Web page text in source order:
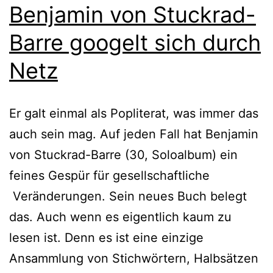
Benjamin von Stuckrad-
Barre googelt sich durch
Netz
Er galt einmal als Popliterat, was immer das
auch sein mag. Auf jeden Fall hat Benjamin
von Stuckrad-Barre (30, Soloalbum) ein
feines Gespür für gesellschaftliche
Veränderungen. Sein neues Buch belegt
das. Auch wenn es eigentlich kaum zu
lesen ist. Denn es ist eine einzige
Ansammlung von Stichwörtern, Halbsätzen